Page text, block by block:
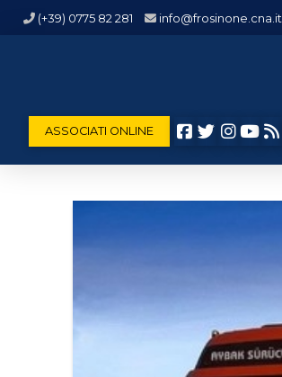
(+39) 0775 82 281 info@frosinone.cna.it
ASSOCIATI ONLINE